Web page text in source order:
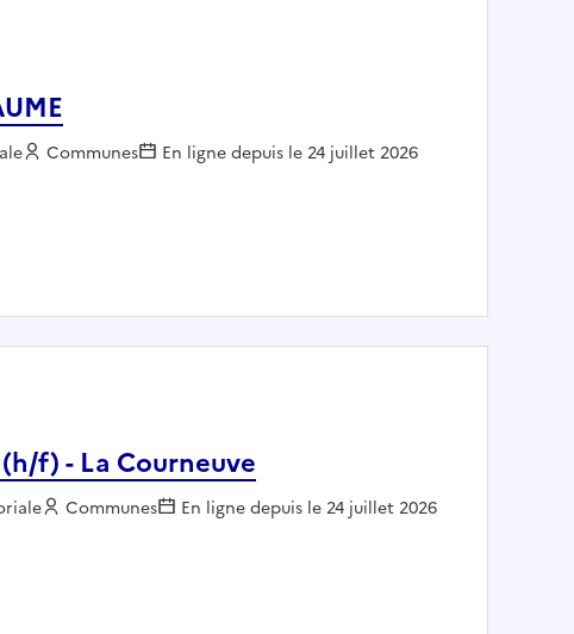
Employeur :
Communes En ligne depuis le 24 juillet 2026
f) - La Courneuve
Employeur :
Communes En ligne depuis le 24 juillet 2026
(h/f) - La Courneuve